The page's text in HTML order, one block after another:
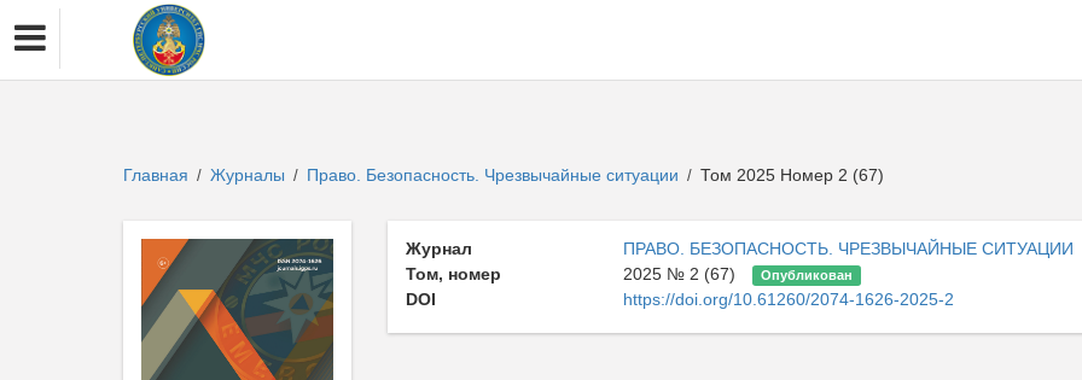
Главная / Журналы / Право. Безопасность. Чрезвычайные ситуации / Том 2025 Номер 2 (67)
Журнал
ПРАВО. БЕЗОПАСНОСТЬ. ЧРЕЗВЫЧАЙНЫЕ СИТУАЦИИ
Том, номер
2025 № 2 (67) Опубликован
DOI https://doi.org/10.61260/2074-1626-2025-2